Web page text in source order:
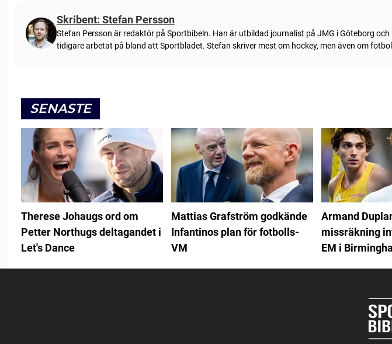
Skribent: Stefan Persson
Stefan Persson är redaktör på Sportbibeln. Han är utbildad journalist på JMG i Göteborg
tidigare arbetat på bland att Sportbladet. Stefan skriver mest om hockey, men även om
SENASTE
Therese Johaugs ord om
Petter Northugs deltagandet i
Let's Dance
Mattias Grafström godkände
Infantinos plan för fotbolls-
VM
Armand
missräkning
EM i